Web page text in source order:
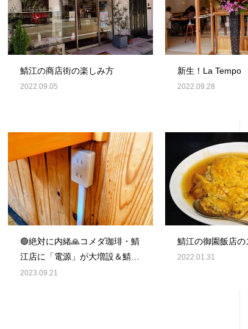
鯖江の商店街の楽しみ方
2022.09.05
新生！La Tempo
2022.09.28
🟢絶対に内緒🙏コメダ珈琲・鯖
江店に「電源」が大増設＆鯖江
市内の無料電源・Wi-Fi充実カ
2023.09.21
鯖江の御園飯店の
2022.01.31